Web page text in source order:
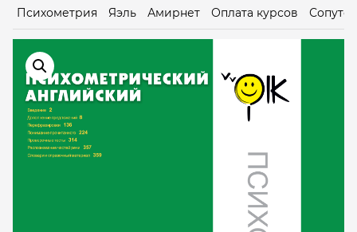
Психометрия Яэль Амирнет Оплата курсов